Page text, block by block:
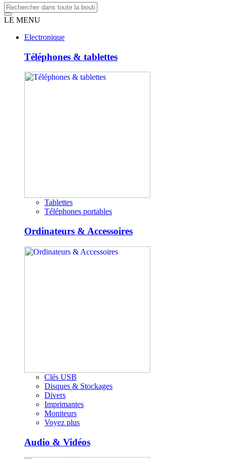
LE MENU
Electronique
Téléphones & tablettes
Tablettes
Téléphones portables
Ordinateurs & Accessoires
Clés USB
Disques & Stockages
Divers
Imprimantes
Moniteurs
Voyez plus
Audio & Vidéos